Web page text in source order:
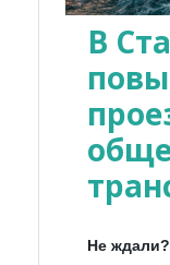
В
Не